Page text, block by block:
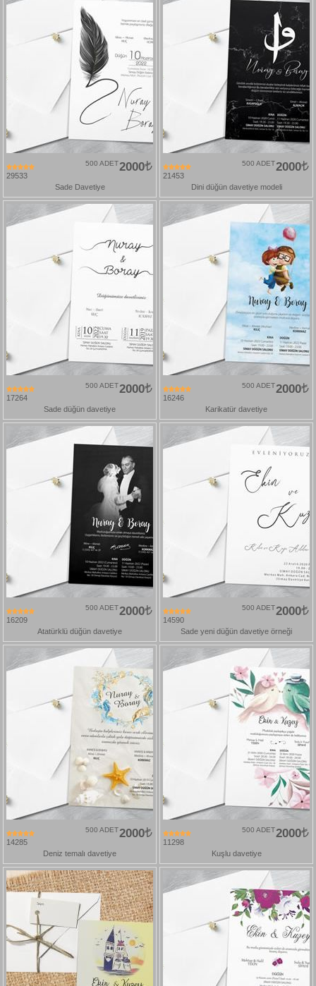
29533
2000
500 ADET
Sade Davetiye
21453
2000
500 ADET
Dini düğün davetiye modeli
17264
2000
500 ADET
Sade düğün davetiye
16246
2000
500 ADET
Karikatür davetiye
16209
2000
500 ADET
Atatürklü düğün davetiye
14590
2000
500 ADET
Sade yeni düğün davetiye örneği
14285
2000
500 ADET
Deniz temalı davetiye
11298
2000
500 ADET
Kuşlu davetiye